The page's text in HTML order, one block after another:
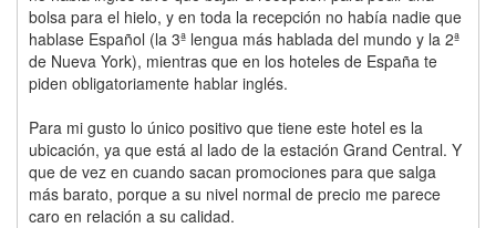
bolsa para el hielo, y en toda la recepción no había nadie que
hablase Español (la 3ª lengua más hablada del mundo y la 2ª
de Nueva York), mientras que en los hoteles de España te
piden obligatoriamente hablar inglés.
Para mi gusto lo único positivo que tiene este hotel es la
ubicación, ya que está al lado de la estación Grand Central. Y
que de vez en cuando sacan promociones para que salga
más barato, porque a su nivel normal de precio me parece
caro en relación a su calidad.